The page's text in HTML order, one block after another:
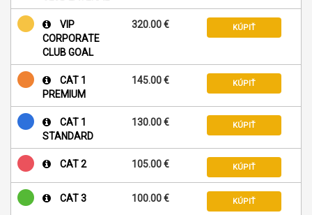
VIP
CORPORATE
CLUB GOAL
320.00 € KÚPIŤ
CAT 1
PREMIUM
145.00 € KÚPIŤ
CAT 1
STANDARD
130.00 € KÚPIŤ
CAT 2 105.00 € KÚPIŤ
CAT 3 100.00 € KÚPIŤ